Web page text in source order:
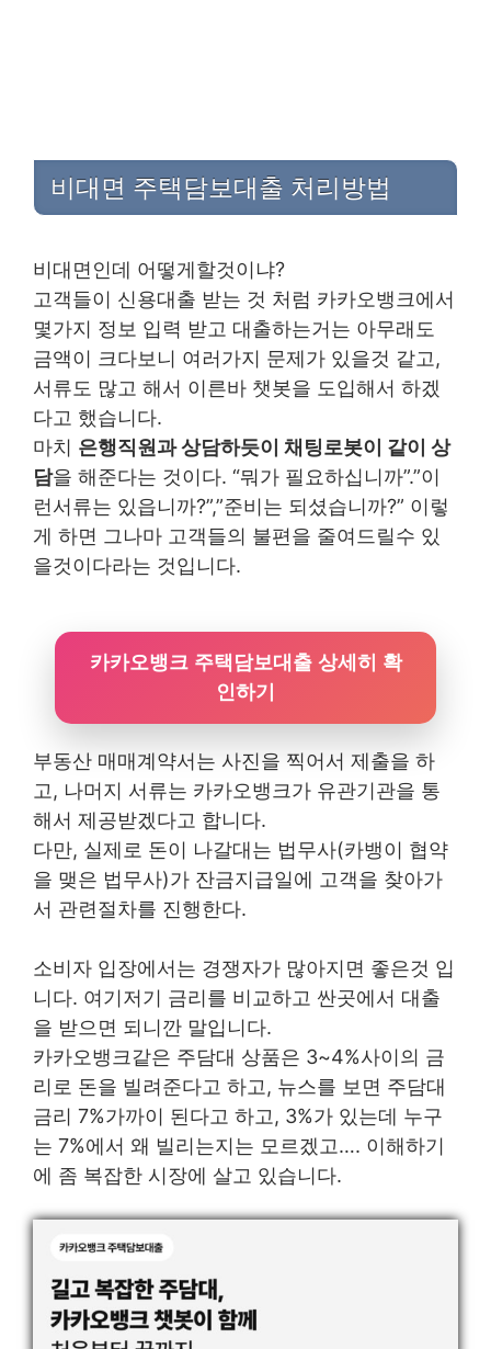
비대면 주택담보대출 처리방법
비대면인데 어떻게할것이냐?
고객들이 신용대출 받는 것 처럼 카카오뱅크에서
몇가지 정보 입력 받고 대출하는거는 아무래도
금액이 크다보니 여러가지 문제가 있을것 같고,
서류도 많고 해서 이른바 챗봇을 도입해서 하겠
다고 했습니다.
마치 은행직원과 상담하듯이 채팅로봇이 같이 상
담을 해준다는 것이다. “뭐가 필요하십니까”.”이
런서류는 있읍니까?”,”준비는 되셨습니까?” 이렇
게 하면 그나마 고객들의 불편을 줄여드릴수 있
을것이다라는 것입니다.
카카오뱅크 주택담보대출 상세히 확
인하기
부동산 매매계약서는 사진을 찍어서 제출을 하
고, 나머지 서류는 카카오뱅크가 유관기관을 통
해서 제공받겠다고 합니다.
다만, 실제로 돈이 나갈대는 법무사(카뱅이 협약
을 맺은 법무사)가 잔금지급일에 고객을 찾아가
서 관련절차를 진행한다.
소비자 입장에서는 경쟁자가 많아지면 좋은것 입
니다. 여기저기 금리를 비교하고 싼곳에서 대출
을 받으면 되니깐 말입니다.
카카오뱅크같은 주담대 상품은 3~4%사이의 금
리로 돈을 빌려준다고 하고, 뉴스를 보면 주담대
금리 7%가까이 된다고 하고, 3%가 있는데 누구
는 7%에서 왜 빌리는지는 모르겠고…. 이해하기
에 좀 복잡한 시장에 살고 있습니다.